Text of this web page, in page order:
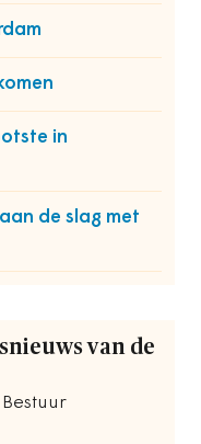
in
de slag met
van de